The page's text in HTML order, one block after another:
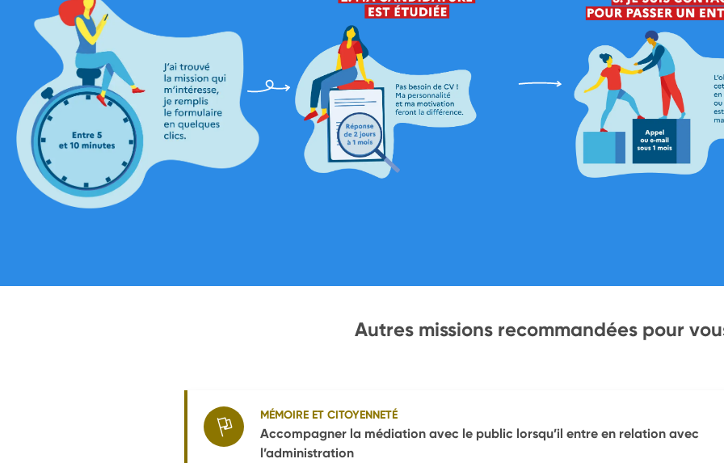
Autres missions recommandées pour
MÉMOIRE ET CITOYENNETÉ
Accompagner la médiation avec le public lorsqu’il entre en relation avec
l’administration